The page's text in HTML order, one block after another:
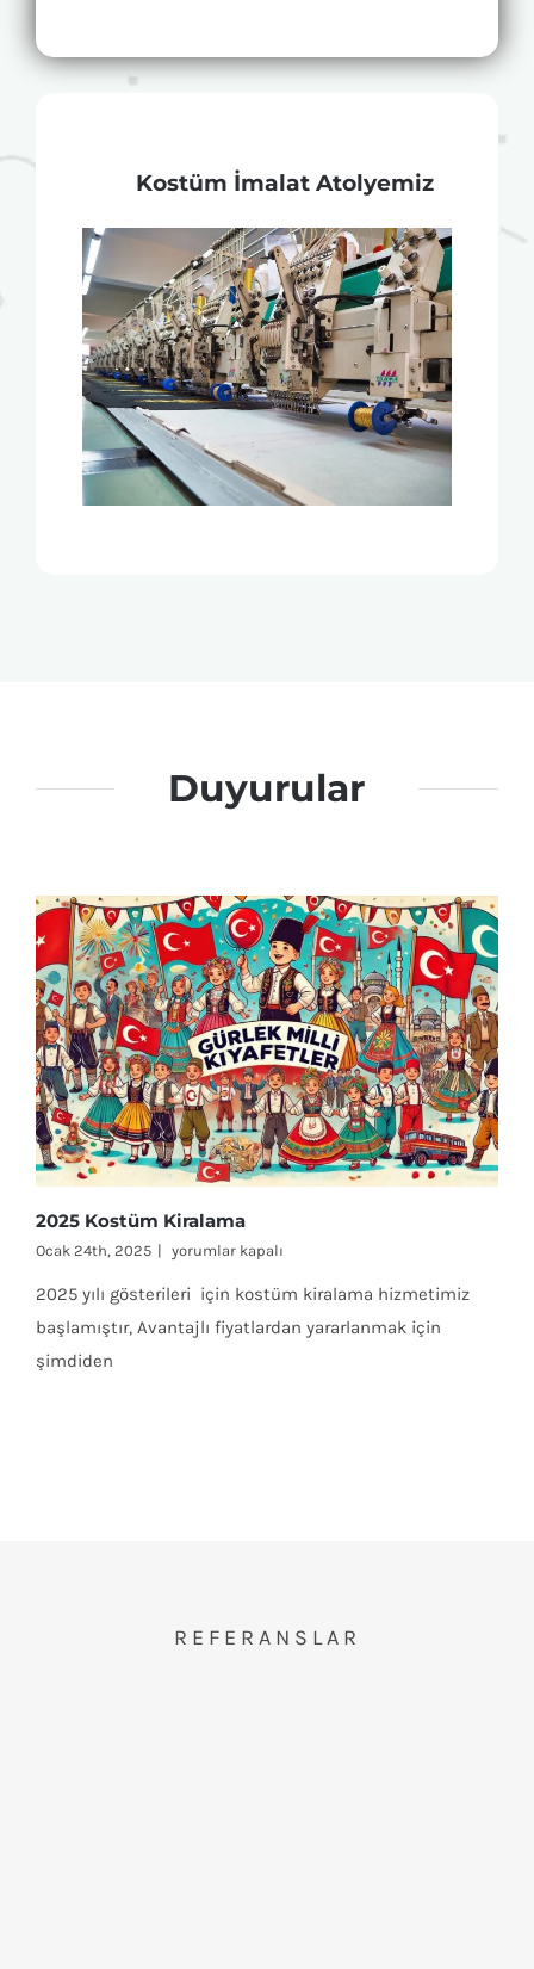
Kostüm İmalat Atolyemiz
Duyurular
2025 Kostüm Kiralama
Ocak 24th, 2025 | 2025
Kiralama
yorumlar kapalı
2025 yılı gösterileri için kostüm kiralama hizmetimiz
başlamıştır, Avantajlı fiyatlardan yararlanmak için
şimdiden
REFERANSLAR